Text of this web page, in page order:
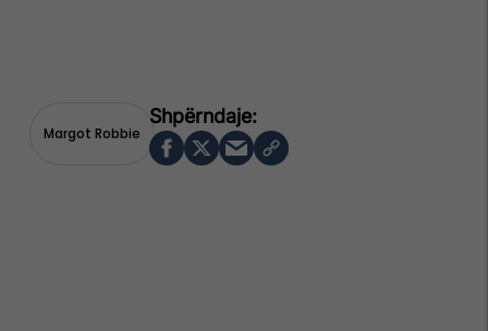
Margot Robbie